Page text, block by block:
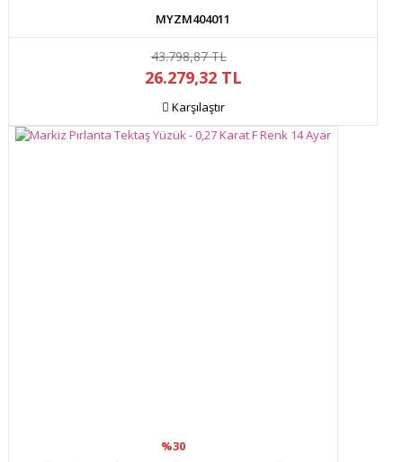
MYZM404011
43.798,87 TL
26.279,32 TL
Karşılaştır
%30